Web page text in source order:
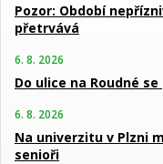
Pozor: Období
přetrvává
6. 8. 2026
Do ulice na Roudné
6. 8. 2026
Na univerzitu v Plzni
senioři